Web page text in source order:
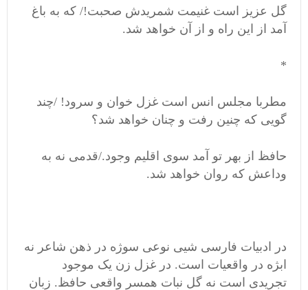
گل عزیز است غنیمت شمریدش صحبت!/ که به باغ
آمد از این راه و از آن خواهد شد.
*
مطربا مجلس انس است غزل خوان و سرود! /چند
گویی که چنین رفت و چنان خواهد شد؟
حافظ از بهر تو آمد سوی اقلیم وجود./قدمی نه به
وداعش که روان خواهد شد.
در ادبیات فارسی شیی نوعی سوژه در ذهن شاعر نه
ابژه در واقعیات است. در غزل زن یک موجود
تجریدی است نه گل نبات همسر واقعی حافظ. زبان